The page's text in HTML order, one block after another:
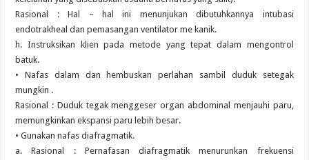
Rasional : Hal – hal ini menunjukan dibutuhkannya intubasi
endotrakheal dan pemasangan ventilator me kanik.
h. Instruksikan klien pada metode yang tepat dalam mengontrol
batuk.
• Nafas dalam dan hembuskan perlahan sambil duduk setegak
mungkin .
Rasional : Duduk tegak menggeser organ abdominal menjauhi paru,
memungkinkan ekspansi paru lebih besar.
• Gunakan nafas diafragmatik.
a. Rasional : Pernafasan diafragmatik menurunkan frekuensi